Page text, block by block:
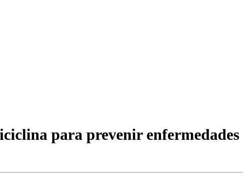
para prevenir enfermedades